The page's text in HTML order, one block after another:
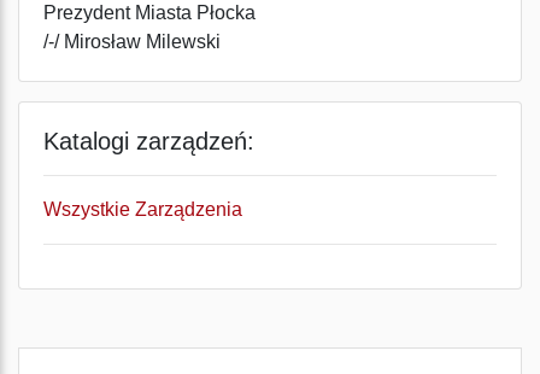
Prezydent Miasta Płocka
/-/ Mirosław Milewski
Katalogi zarządzeń:
Wszystkie Zarządzenia